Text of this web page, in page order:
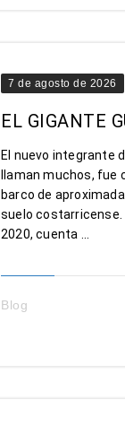
7 de agosto de 2026
EL GIGANTE
El nuevo integrante
llaman muchos, fue
barco de
suelo costarricense.
2020, cuenta ...
Blog